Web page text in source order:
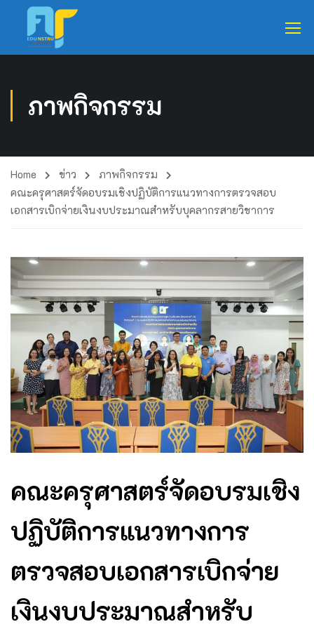
ภาพกิจกรรม
Home ข่าว
ภาพกิจกรรม
คณะครุศาสตร์จัดอบรมเชิงปฏิบัติการแนวทางการตรวจสอบ
เอกสารเบิกจ่ายเงินงบประมาณสำหรับบุคลากรสายวิชาการ
คณะครุศาสตร์จัดอบรมเชิง
ปฏิบัติการแนวทางการ
ตรวจสอบเอกสารเบิกจ่าย
เงินงบประมาณสำหรับ